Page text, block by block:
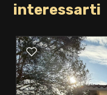
interessarti